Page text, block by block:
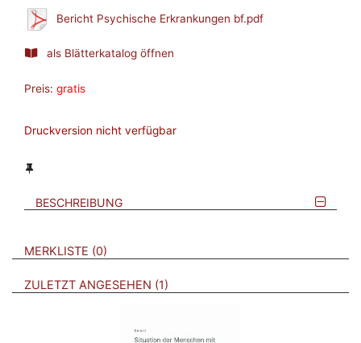
Bericht Psychische Erkrankungen bf.pdf
als Blätterkatalog öffnen
Preis: gratis
Druckversion nicht verfügbar
BESCHREIBUNG
VERWEISE AUF VERMERKTE- ODER ZULETZT ANGESEHENE
MERKLISTE 0 BROSCHÜREN
ZULETZT ANGESEHEN 1 BROSCHÜREN